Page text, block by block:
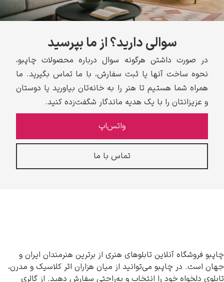
سوالی دارید؟ از ما بپرسید
در صورت داشتن هرگونه سوال درباره محصولات چاپبو،
نحوه ساخت آنها یا ثبت سفارش، با ما تماس بگیرید. ما
همراه شما هستیم تا هنر را به خانه‌تان بیاورید یا دوستان
و عزیزانتان را با یک هدیه ماندگار شگفت‌زده کنید.
واتس‌اپ
تماس با ما
چاپبو فروشگاه آنلاین تابلوهای هنری از برترین هنرمندان ایران و
جهان است. در چاپبو می‌توانید از میان هزاران اثر کلاسیک و مدرن،
تابلوی دلخواه خود را انتخاب و به‌راحتی سفارش دهید. از گالری